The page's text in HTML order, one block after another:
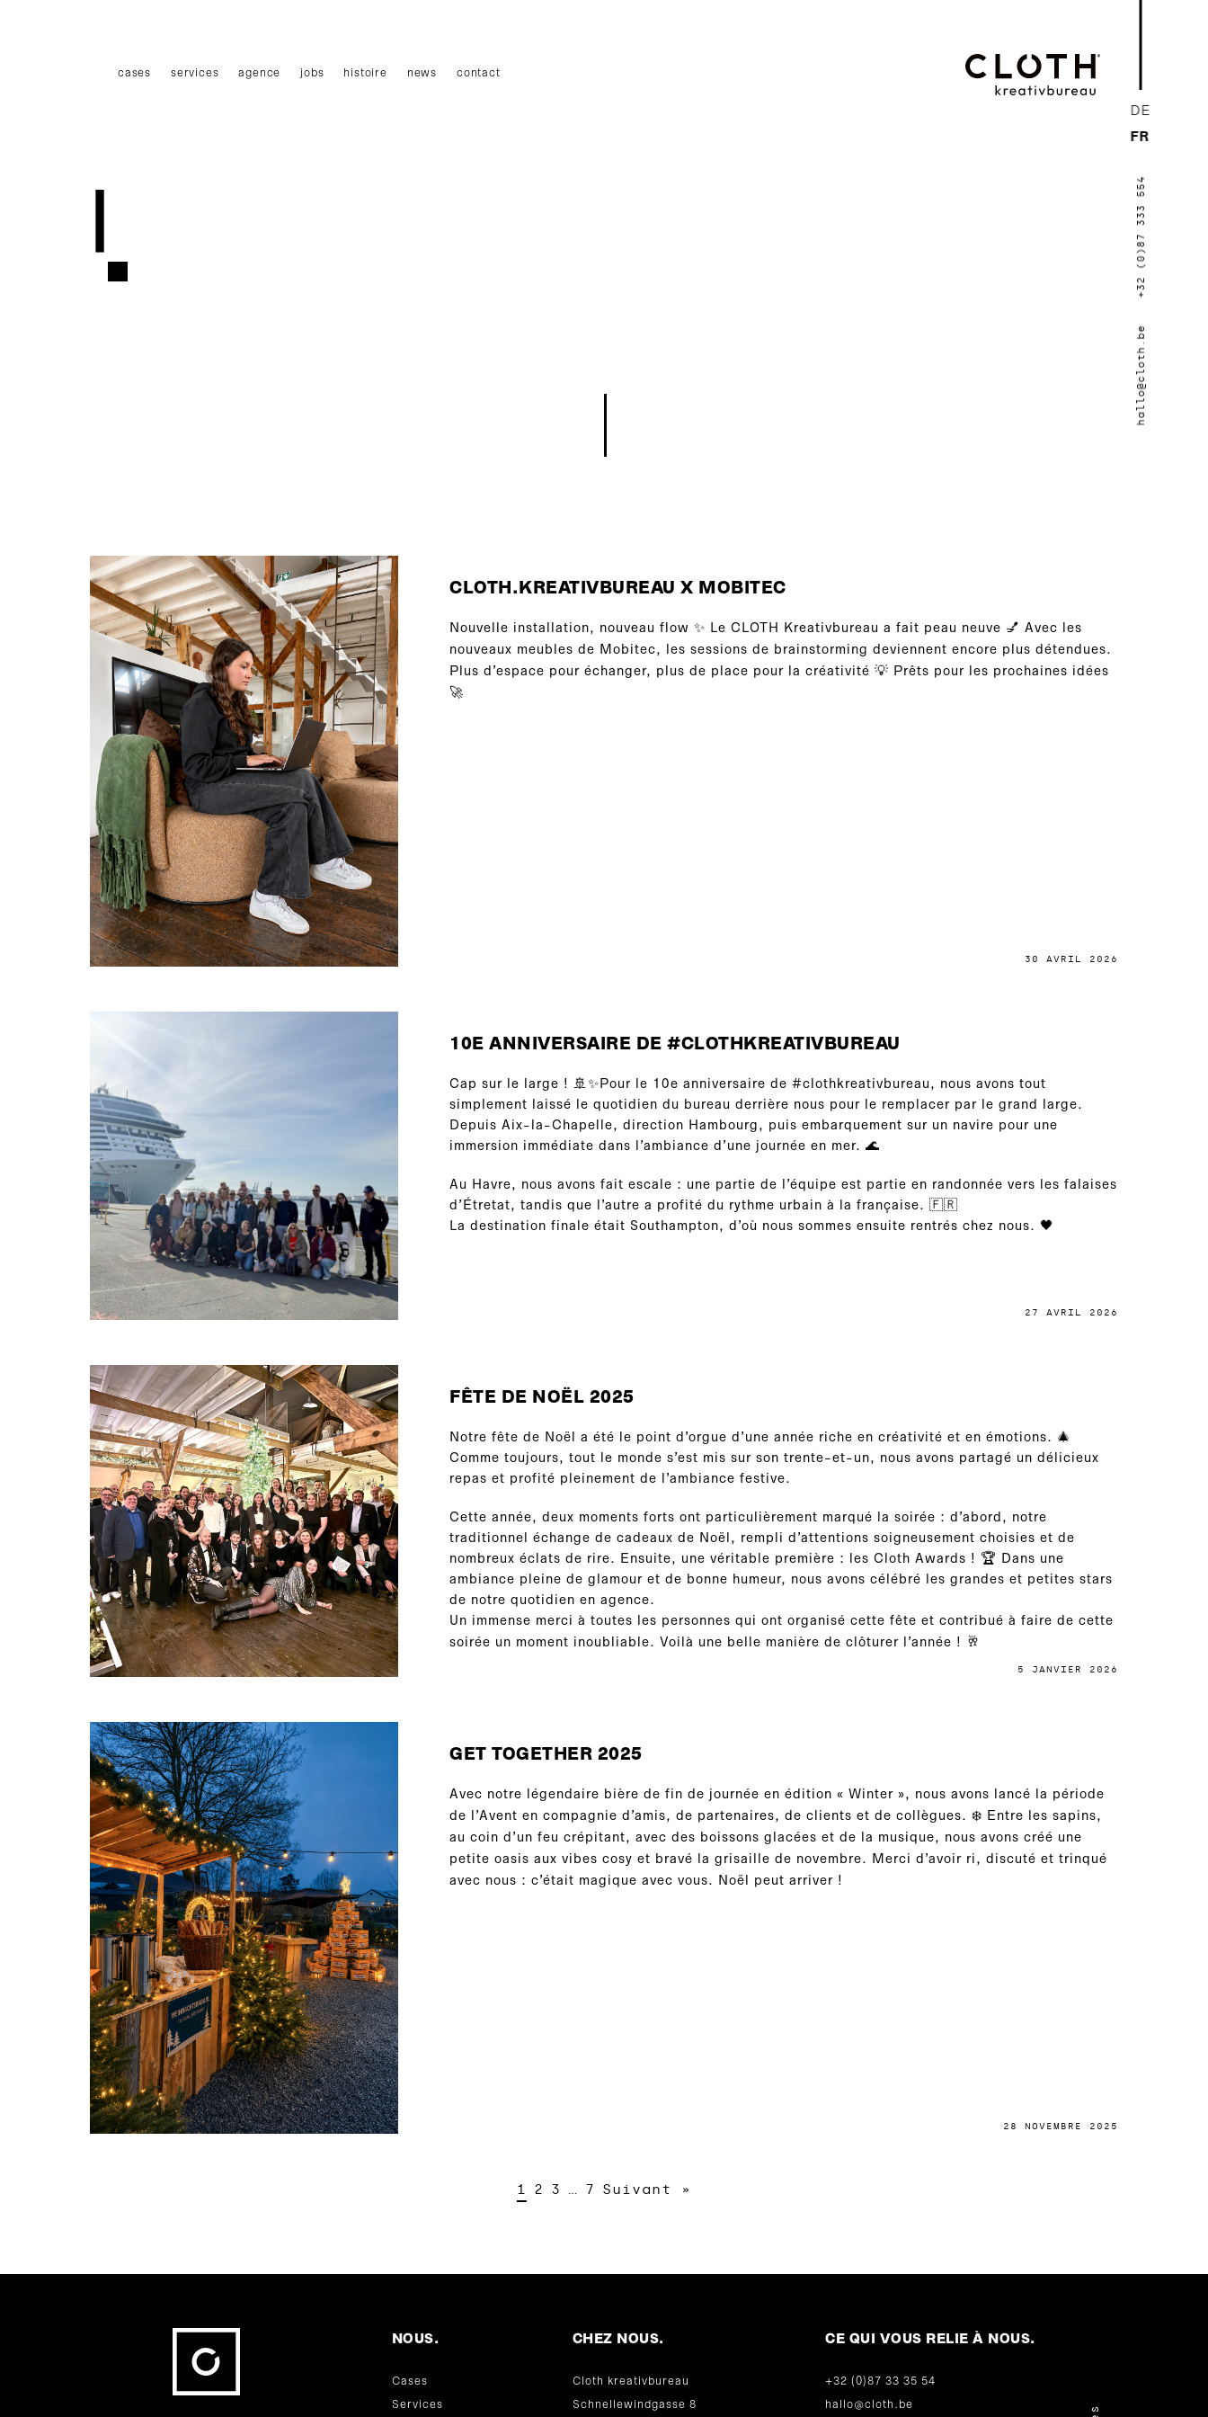
Haupmenü
cases services agence jobs histoire news contact
DE
FR
hallo@cloth.be
+32 (0)87 333 554
|
CLOTH.KREATIVBUREAU X MOBITEC
Nouvelle installation, nouveau flow ✨ Le CLOTH Kreativbureau a fait peau neuve 💅 Avec les
nouveaux meubles de Mobitec, les sessions de brainstorming deviennent encore plus détendues.
Plus d’espace pour échanger, plus de place pour la créativité 💡 Prêts pour les prochaines idées
🚀
30 AVRIL 2026
10E ANNIVERSAIRE DE #CLOTHKREATIVBUREAU
Cap sur le large ! 🚢✨Pour le 10e anniversaire de #clothkreativbureau, nous avons tout
simplement laissé le quotidien du bureau derrière nous pour le remplacer par le grand large.
Depuis Aix-la-Chapelle, direction Hambourg, puis embarquement sur un navire pour une
immersion immédiate dans l’ambiance d’une journée en mer. 🌊
Au Havre, nous avons fait escale : une partie de l’équipe est partie en randonnée vers les falaises
d’Étretat, tandis que l’autre a profité du rythme urbain à la française. 🇫🇷
La destination finale était Southampton, d’où nous sommes ensuite rentrés chez nous. 🖤
27 AVRIL 2026
FÊTE DE NOËL 2025
Notre fête de Noël a été le point d’orgue d’une année riche en créativité et en émotions. 🎄
Comme toujours, tout le monde s’est mis sur son trente-et-un, nous avons partagé un délicieux
repas et profité pleinement de l’ambiance festive.
Cette année, deux moments forts ont particulièrement marqué la soirée : d’abord, notre
traditionnel échange de cadeaux de Noël, rempli d’attentions soigneusement choisies et de
nombreux éclats de rire. Ensuite, une véritable première : les Cloth Awards ! 🏆 Dans une
ambiance pleine de glamour et de bonne humeur, nous avons célébré les grandes et petites stars
de notre quotidien en agence.
Un immense merci à toutes les personnes qui ont organisé cette fête et contribué à faire de cette
soirée un moment inoubliable. Voilà une belle manière de clôturer l’année ! 🥂
5 JANVIER 2026
GET TOGETHER 2025
Avec notre légendaire bière de fin de journée en édition « Winter », nous avons lancé la période
de l’Avent en compagnie d’amis, de partenaires, de clients et de collègues. ❄️ Entre les sapins,
au coin d’un feu crépitant, avec des boissons glacées et de la musique, nous avons créé une
petite oasis aux vibes cosy et bravé la grisaille de novembre. Merci d’avoir ri, discuté et trinqué
avec nous : c’était magique avec vous. Noël peut arriver !
28 NOVEMBRE 2025
1 2 3 … 7 Suivant »
NOUS.
Cases
Services
CHEZ NOUS.
Cloth kreativbureau
Schnellewindgasse 8
CE QUI VOUS RELIE À NOUS.
+32 (0)87 33 35 54
hallo@cloth.be